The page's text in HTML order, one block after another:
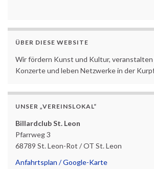
ÜBER DIESE WEBSITE
Wir fördern Kunst und Kultur, veranstalten
Konzerte und leben Netzwerke in der
UNSER „VEREINSLOKAL“
Billardclub St. Leon
Pfarrweg 3
68789 St. Leon-Rot / OT St. Leon
Anfahrtsplan / Google-Karte